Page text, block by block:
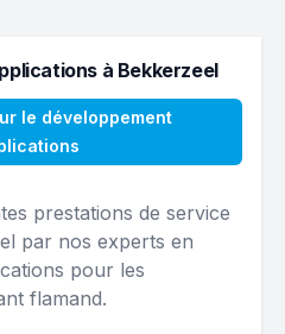
à Bekkerzeel
le développement
prestations de service
par nos experts en
pour les
flamand.